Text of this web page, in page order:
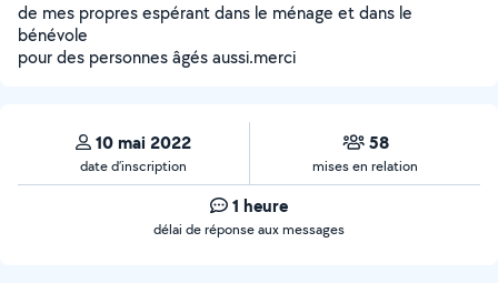
de mes propres espérant dans le ménage et dans le
bénévole
pour des personnes âgés aussi.merci
10 mai 2022
date d’inscription
58
mises en relation
1 heure
délai de réponse aux messages